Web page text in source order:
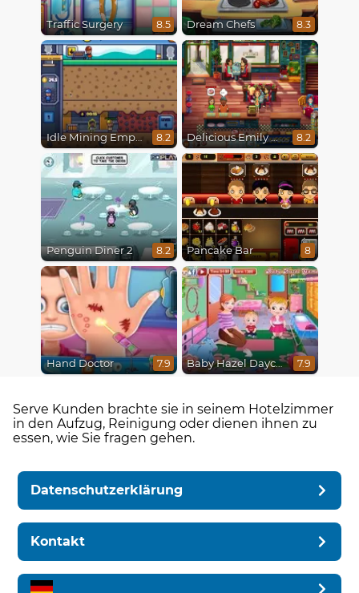
Traffic Surgery 8.5 Dream Chefs 8.3
Idle Mining Empire 8.2 Delicious Emily New Beginning 8.2
Penguin Diner 2 8.2 Pancake Bar 8
Hand Doctor 7.9 Baby Hazel Daycare 7.9
Serve Kunden brachte sie in seinem Hotelzimmer
in den Aufzug, Reinigung oder dienen ihnen zu
essen, wie Sie fragen gehen.
Datenschutzerklärung
Kontakt